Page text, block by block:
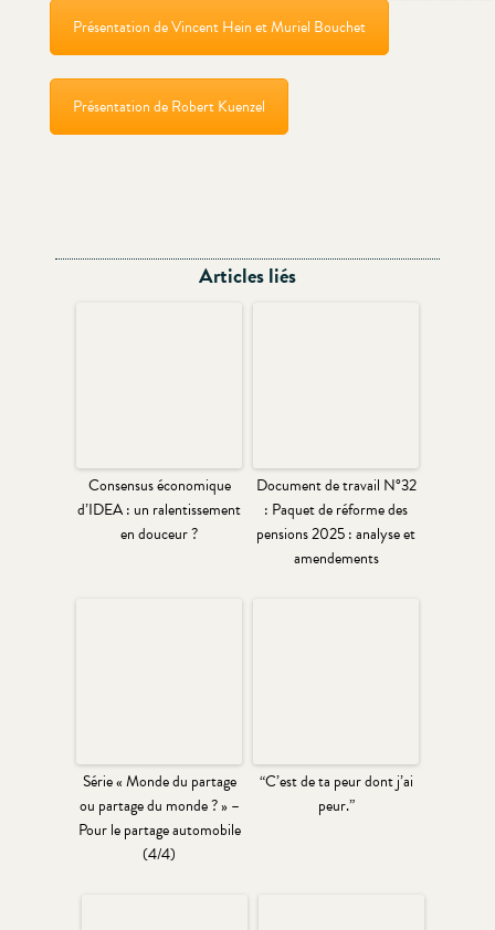
Présentation de Vincent Hein et Muriel Bouchet
Présentation de Robert Kuenzel
Articles liés
Consensus économique
d’IDEA : un ralentissement
en douceur ?
Document de travail N°32
: Paquet de réforme des
pensions 2025 : analyse et
amendements
Série « Monde du partage
ou partage du monde ? » –
Pour le partage automobile
(4/4)
“C’est de ta peur dont j’ai
peur.”